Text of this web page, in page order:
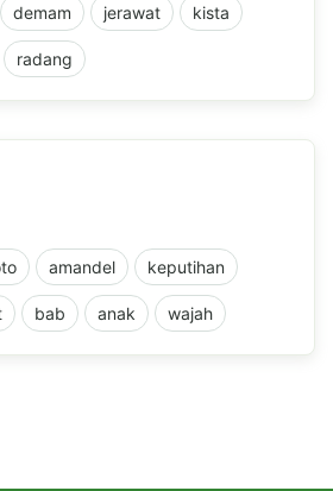
demam jerawat kista
radang
amandel keputihan
bab anak wajah